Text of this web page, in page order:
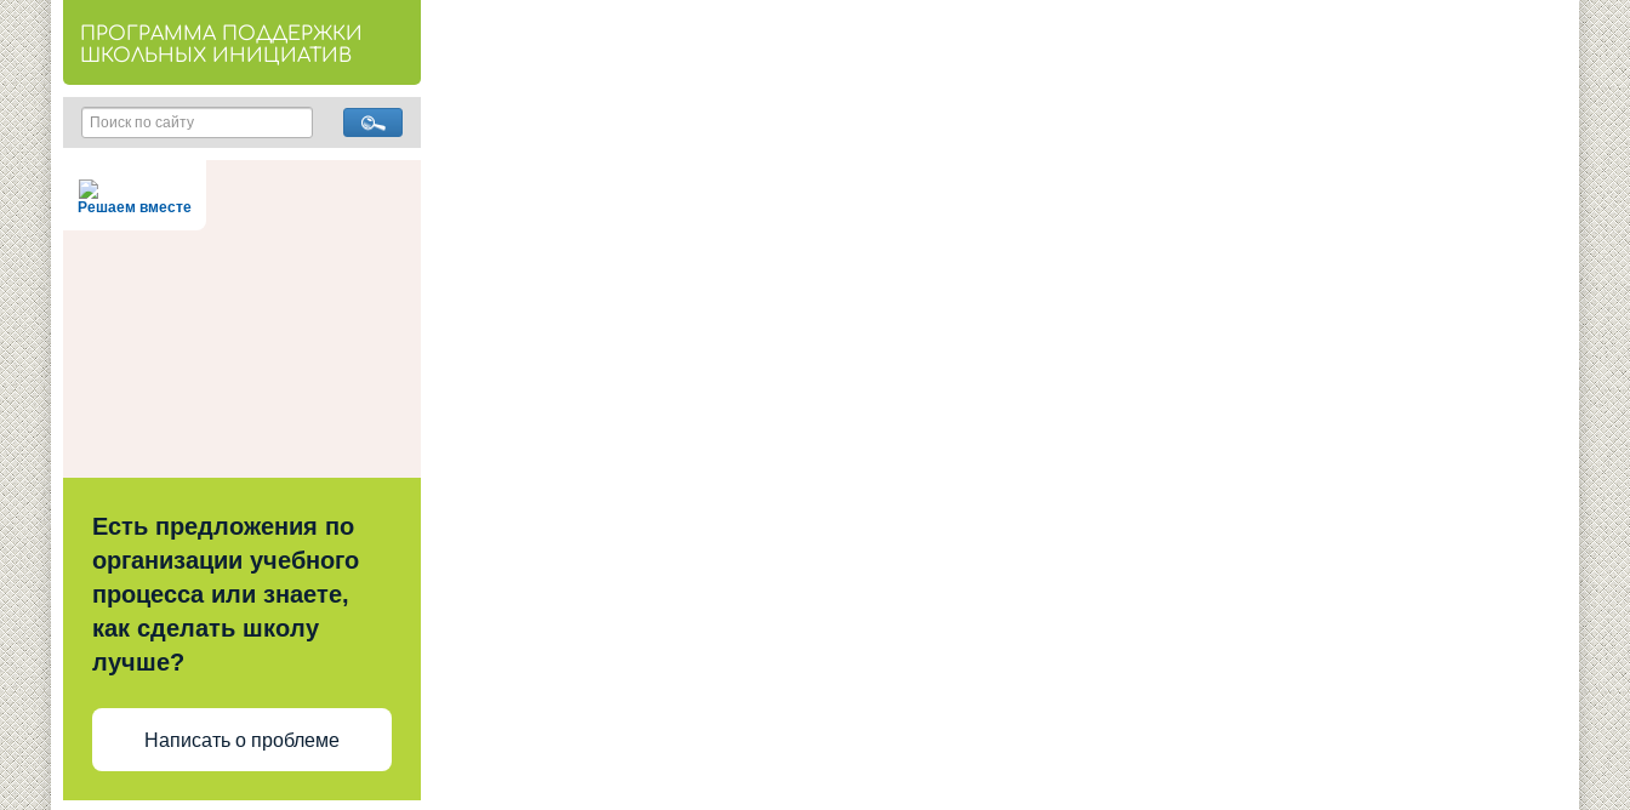
ПРОГРАММА ПОДДЕРЖКИ
ШКОЛЬНЫХ ИНИЦИАТИВ
Решаем вместе
Есть предложения по
организации учебного
процесса или знаете,
как сделать школу
лучше?
Написать о проблеме